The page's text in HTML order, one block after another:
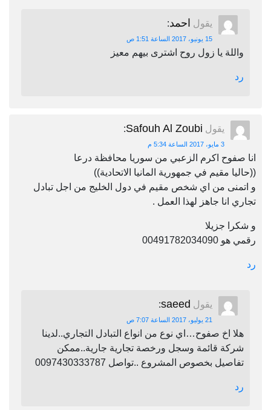
يقول احمد:
15 يونيو، 2017 الساعة 1:51 ص
واللة يا زول روح اشترى بيهم معيز
رد
يقول Safouh Al Zoubi
:
3 مايو، 2017 الساعة 5:34 م
انا صفوح اكرم الزعبي من سوريا محافظة درعا
((حاليا مقيم في جمهورية المانيا الاتحادية))
و اتمنى من اي شخص مقيم في دول الخليج من اجل تبادل
تجاري انا جاهز لهذا العمل .
و شكرا جزيلا
رقمي هو 00491782034090
رد
يقول saeed
:
21 يوليو، 2017 الساعة 7:07 ص
هلا اخ صفوح…اي نوع من انواع التبادل التجاري..لدينا
شركة قائمة وسجل ورخصة تجارية جارية..ممكن
تفاصيل بخصوص المشروع ..تواصل 0097430333787
رد